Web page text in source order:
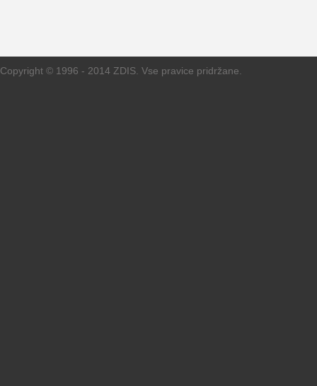
Copyright © 1996 - 2014 ZDIS. Vse pravice pridržane.